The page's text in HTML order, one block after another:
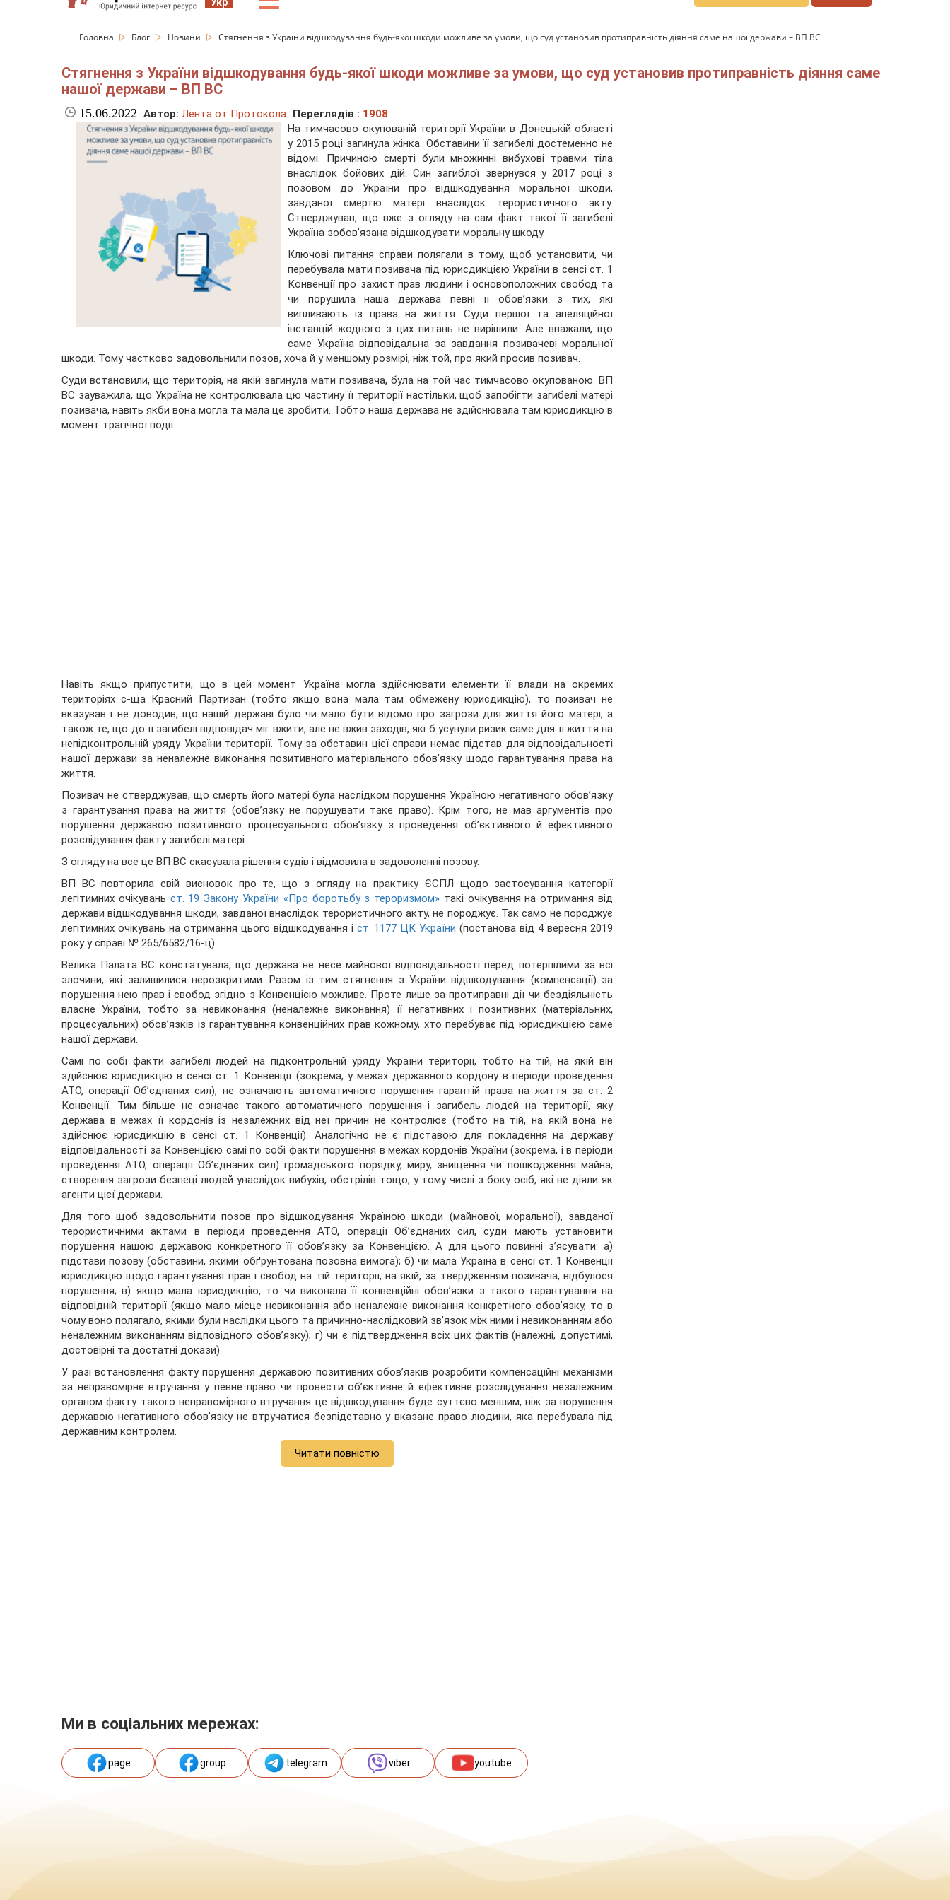
Головна Блог Новини Стягнення з України відшкодування будь-якої шкоди можливе за умови, що суд установив протиправність діяння саме нашої держави – ВП ВС
Стягнення з України відшкодування будь-якої шкоди можливе за умови, що суд установив протиправність діяння саме
нашої держави – ВП ВС
15.06.2022 Автор: Лента от Протокола Переглядів : 1908
На тимчасово окупованій території України в Донецькій області
у 2015 році загинула жінка. Обставини її загибелі достеменно не
відомі. Причиною смерті були множинні вибухові травми тіла
внаслідок бойових дій. Син загиблої звернувся у 2017 році з
позовом до України про відшкодування моральної шкоди,
завданої смертю матері внаслідок терористичного акту.
Стверджував, що вже з огляду на сам факт такої її загибелі
Україна зобов’язана відшкодувати моральну шкоду.
Ключові питання справи полягали в тому, щоб установити, чи
перебувала мати позивача під юрисдикцією України в сенсі ст. 1
Конвенції про захист прав людини і основоположних свобод та
чи порушила наша держава певні її обов’язки з тих, які
випливають із права на життя. Суди першої та апеляційної
інстанцій жодного з цих питань не вирішили. Але вважали, що
саме Україна відповідальна за завдання позивачеві моральної
шкоди. Тому частково задовольнили позов, хоча й у меншому розмірі, ніж той, про який просив позивач.
Суди встановили, що територія, на якій загинула мати позивача, була на той час тимчасово окупованою. ВП
ВС зауважила, що Україна не контролювала цю частину її території настільки, щоб запобігти загибелі матері
позивача, навіть якби вона могла та мала це зробити. Тобто наша держава не здійснювала там юрисдикцію в
момент трагічної події.
Навіть якщо припустити, що в цей момент Україна могла здійснювати елементи її влади на окремих
територіях с-ща Красний Партизан (тобто якщо вона мала там обмежену юрисдикцію), то позивач не
вказував і не доводив, що нашій державі було чи мало бути відомо про загрози для життя його матері, а
також те, що до її загибелі відповідач міг вжити, але не вжив заходів, які б усунули ризик саме для її життя на
непідконтрольній уряду України території. Тому за обставин цієї справи немає підстав для відповідальності
нашої держави за неналежне виконання позитивного матеріального обов’язку щодо гарантування права на
життя.
Позивач не стверджував, що смерть його матері була наслідком порушення Україною негативного обов’язку
з гарантування права на життя (обов’язку не порушувати таке право). Крім того, не мав аргументів про
порушення державою позитивного процесуального обов’язку з проведення об’єктивного й ефективного
розслідування факту загибелі матері.
З огляду на все це ВП ВС скасувала рішення судів і відмовила в задоволенні позову.
ВП ВС повторила свій висновок про те, що з огляду на практику ЄСПЛ щодо застосування категорії
легітимних очікувань ст. 19 Закону України «Про боротьбу з тероризмом» такі очікування на отримання від
держави відшкодування шкоди, завданої внаслідок терористичного акту, не породжує. Так само не породжує
легітимних очікувань на отримання цього відшкодування і ст. 1177 ЦК України (постанова від 4 вересня 2019
року у справі № 265/6582/16-ц).
Велика Палата ВС констатувала, що держава не несе майнової відповідальності перед потерпілими за всі
злочини, які залишилися нерозкритими. Разом із тим стягнення з України відшкодування (компенсації) за
порушення нею прав і свобод згідно з Конвенцією можливе. Проте лише за протиправні дії чи бездіяльність
власне України, тобто за невиконання (неналежне виконання) її негативних і позитивних (матеріальних,
процесуальних) обов’язків із гарантування конвенційних прав кожному, хто перебуває під юрисдикцією саме
нашої держави.
Самі по собі факти загибелі людей на підконтрольній уряду України території, тобто на тій, на якій він
здійснює юрисдикцію в сенсі ст. 1 Конвенції (зокрема, у межах державного кордону в періоди проведення
АТО, операції Об’єднаних сил), не означають автоматичного порушення гарантій права на життя за ст. 2
Конвенції. Тим більше не означає такого автоматичного порушення і загибель людей на території, яку
держава в межах її кордонів із незалежних від неї причин не контролює (тобто на тій, на якій вона не
здійснює юрисдикцію в сенсі ст. 1 Конвенції). Аналогічно не є підставою для покладення на державу
відповідальності за Конвенцією самі по собі факти порушення в межах кордонів України (зокрема, і в періоди
проведення АТО, операції Об’єднаних сил) громадського порядку, миру, знищення чи пошкодження майна,
створення загрози безпеці людей унаслідок вибухів, обстрілів тощо, у тому числі з боку осіб, які не діяли як
агенти цієї держави.
Для того щоб задовольнити позов про відшкодування Україною шкоди (майнової, моральної), завданої
терористичними актами в періоди проведення АТО, операції Об’єднаних сил, суди мають установити
порушення нашою державою конкретного її обов’язку за Конвенцією. А для цього повинні з’ясувати: а)
підстави позову (обставини, якими обґрунтована позовна вимога); б) чи мала Україна в сенсі ст. 1 Конвенції
юрисдикцію щодо гарантування прав і свобод на тій території, на якій, за твердженням позивача, відбулося
порушення; в) якщо мала юрисдикцію, то чи виконала її конвенційні обов’язки з такого гарантування на
відповідній території (якщо мало місце невиконання або неналежне виконання конкретного обов’язку, то в
чому воно полягало, якими були наслідки цього та причинно-наслідковий зв’язок між ними і невиконанням або
неналежним виконанням відповідного обов’язку); г) чи є підтвердження всіх цих фактів (належні, допустимі,
достовірні та достатні докази).
У разі встановлення факту порушення державою позитивних обов’язків розробити компенсаційні механізми
за неправомірне втручання у певне право чи провести об’єктивне й ефективне розслідування незалежним
органом факту такого неправомірного втручання це відшкодування буде суттєво меншим, ніж за порушення
державою негативного обов’язку не втручатися безпідставно у вказане право людини, яка перебувала під
державним контролем.
Читати повністю
Ми в соціальних мережах:
page group telegram viber youtube